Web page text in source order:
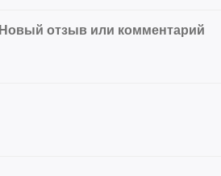
Новый отзыв или комментарий